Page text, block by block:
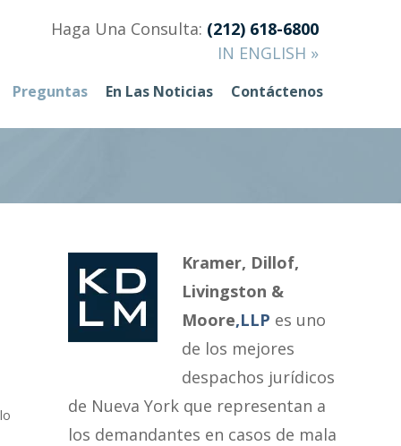
Haga Una Consulta: (212) 618-6800
IN ENGLISH »
Preguntas En Las Noticias Contáctenos
Kramer, Dillof,
Livingston &
Moore,LLP es uno
de los mejores
despachos jurídicos
de Nueva York que representan a
los demandantes en casos de mala